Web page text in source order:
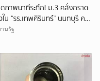
ดภาพนาทีระทึก! ม.3 คลั่งกราด
น “รร.เทพศิรินทร์” นนทบุรี ครู
2 บาดเจ็บกว่า 20 ราย ก่อนยิง
ามรัฐ